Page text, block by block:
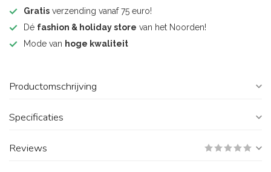
Gratis verzending vanaf 75 euro!
Dé fashion & holiday store van het Noorden!
Mode van hoge kwaliteit
Productomschrijving
Specificaties
Reviews